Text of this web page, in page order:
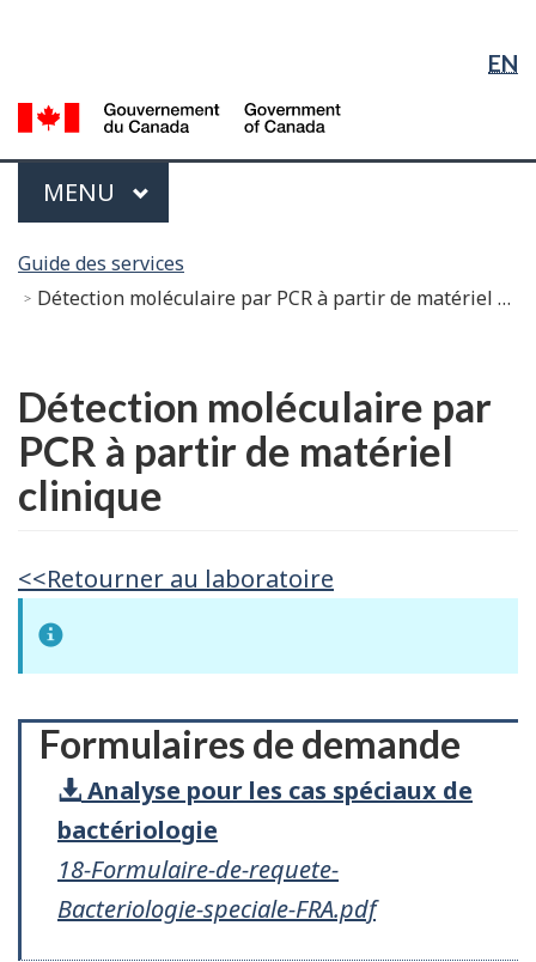
principal
propos
du
gouvernement »
version
HTML
simplifiée
la
langue
EN
Menu
PRINCIPAL
MENU
êtes
ici :
Guide des services
Détection moléculaire par PCR à partir de matériel clinique
Détection moléculaire par
PCR à partir de matériel
clinique
<<Retourner au laboratoire
Formulaires de demande
Analyse pour les cas spéciaux de
bactériologie
18-Formulaire-de-requete-
Bacteriologie-speciale-FRA.pdf